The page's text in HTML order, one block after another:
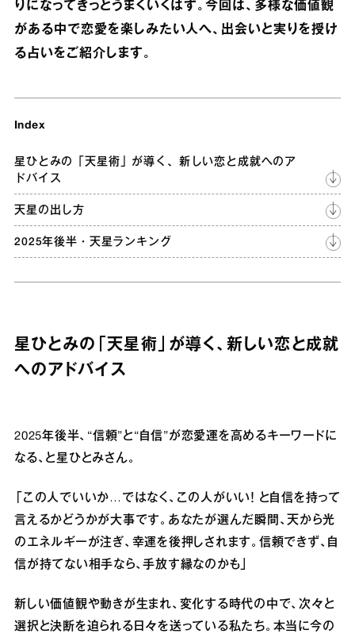
りになってきっとうまくいくはず。今回は、多様な価値観
がある中で恋愛を楽しみたい人へ、出会いと実りを授け
る占いをご紹介します。
Index
星ひとみの「天星術」が導く、新しい恋と成就へのア
ドバイス
天星の出し方
2025年後半・天星ランキング
星ひとみの「天星術」が導く、新しい恋と成就
へのアドバイス
2025年後半、“信頼”と“自信”が恋愛運を高めるキーワードに
なる、と星ひとみさん。
「この人でいいか…ではなく、この人がいい！ と自信を持って
言えるかどうかが大事です。あなたが選んだ瞬間、天から光
のエネルギーが注ぎ、幸運を後押しされます。信頼できず、自
信が持てない相手なら、手放す縁なのかも」
新しい価値観や動きが生まれ、変化する時代の中で、次々と
選択と決断を迫られる日々を送っている私たち。本当に今の